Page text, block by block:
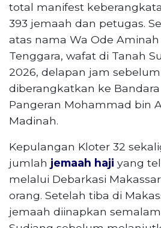
total manifest
393 jemaah dan petugas.
atas nama Wa Ode Aminah
Tenggara, wafat di Tanah
2026, delapan jam
diberangkatkan ke
Pangeran Mohammad bin
Madinah.
Kepulangan Kloter 32
jumlah jemaah haji yang
melalui Debarkasi
orang. Setelah tiba di
jemaah diinapkan